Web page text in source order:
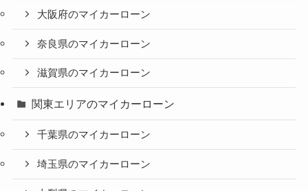
大阪府のマイカーローン
奈良県のマイカーローン
滋賀県のマイカーローン
関東エリアのマイカーローン
千葉県のマイカーローン
埼玉県のマイカーローン